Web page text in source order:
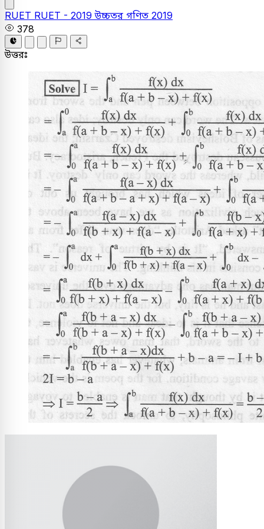
RUET RUET - 2019উচ্চতর গণিত 2019
378
উত্তরঃ